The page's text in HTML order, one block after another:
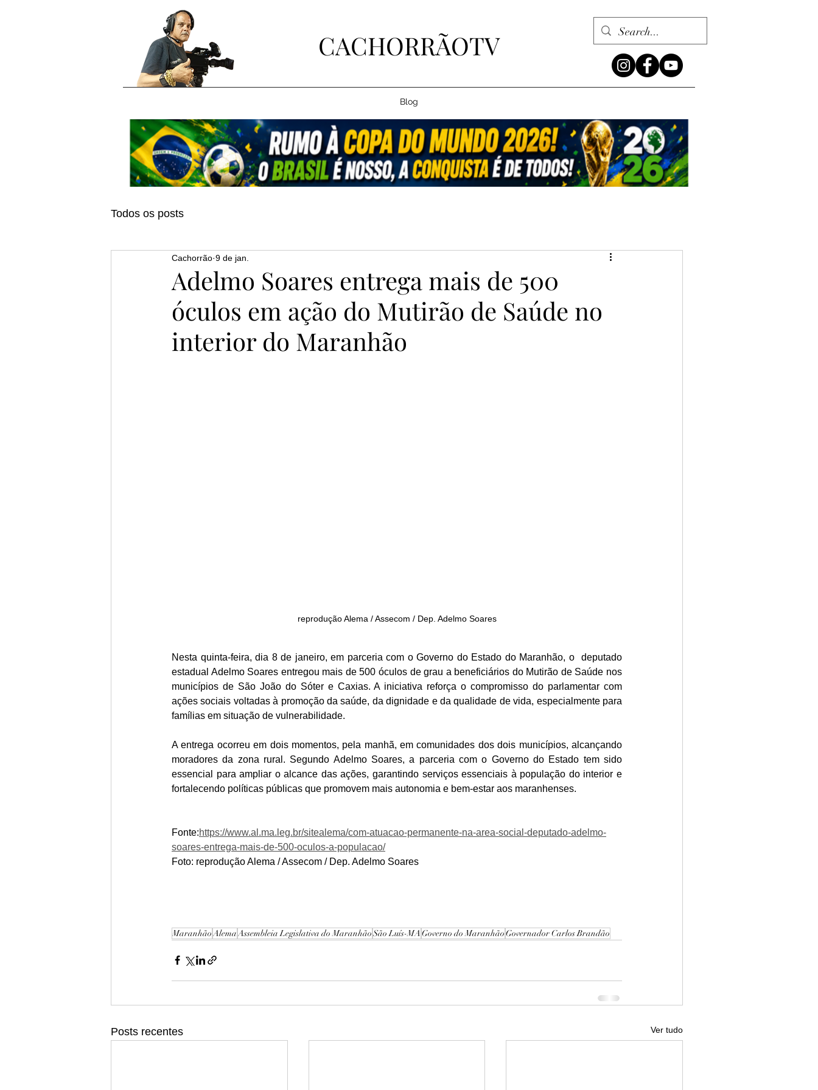
CACHORRÃOTV
Blog
Todos os posts
Adelmo Soares entrega mais de 500
óculos em ação do Mutirão de Saúde no
interior do Maranhão
Cachorrão 9 de jan.
reprodução Alema / Assecom / Dep. Adelmo Soares
Nesta quinta-feira, dia 8 de janeiro, em parceria com o Governo do Estado do Maranhão, o  deputado
estadual Adelmo Soares entregou mais de 500 óculos de grau a beneficiários do Mutirão de Saúde nos
municípios de São João do Sóter e Caxias. A iniciativa reforça o compromisso do parlamentar com
ações sociais voltadas à promoção da saúde, da dignidade e da qualidade de vida, especialmente para
famílias em situação de vulnerabilidade.
A entrega ocorreu em dois momentos, pela manhã, em comunidades dos dois municípios, alcançando
moradores da zona rural. Segundo Adelmo Soares, a parceria com o Governo do Estado tem sido
essencial para ampliar o alcance das ações, garantindo serviços essenciais à população do interior e
fortalecendo políticas públicas que promovem mais autonomia e bem-estar aos maranhenses.
Fonte:https://www.al.ma.leg.br/sitealema/com-atuacao-permanente-na-area-social-deputado-adelmo-
soares-entrega-mais-de-500-oculos-a-populacao/
Foto: reprodução Alema / Assecom / Dep. Adelmo Soares
MaranhãoAlemaAssembleia Legislativa do MaranhãoSão Luís-MAGoverno do MaranhãoGovernador Carlos Brandão
Posts recentes Ver tudo